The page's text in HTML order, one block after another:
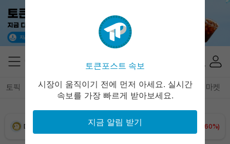
토픽 전체기사 암호화폐 블록체인 테크 경제 마켓
XRP (XRP) (+1.37%)
Hyperliquid (HYPE) ₩
Dogecoin (DOGE) (+1.60%)
토큰포스트 속보
시장이 움직이기 전에 먼저 아세요. 실시간
속보를 가장 빠르게 받아보세요.
지금 알림 받기